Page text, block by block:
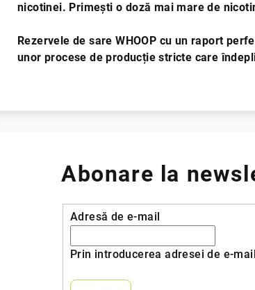
nicotinei. Primești o doză mai mare de
Rezervele de sare WHOOP cu un raport
unor procese de producție stricte care
Abonare la
Adresă de e-mail
Prin introducerea adresei de e-